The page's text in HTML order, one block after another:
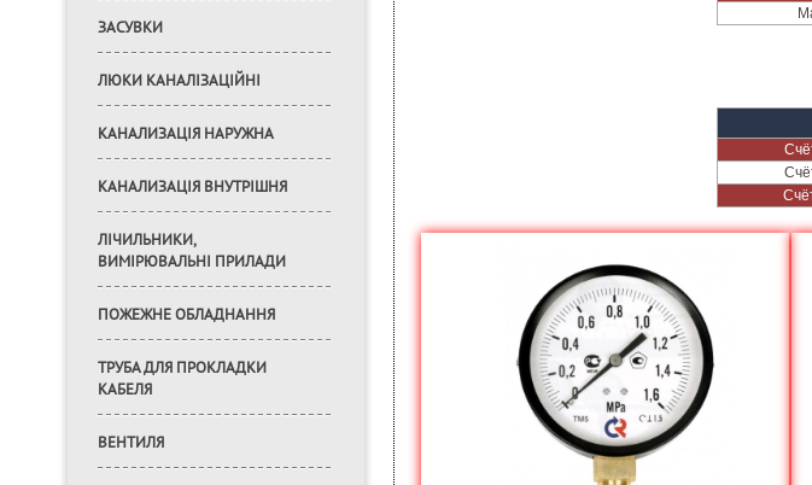
ЗАСУВКИ
ЛЮКИ КАНАЛІЗАЦІЙНІ
КАНАЛИЗАЦІЯ НАРУЖНА
КАНАЛИЗАЦІЯ ВНУТРІШНЯ
ЛІЧИЛЬНИКИ,
ВИМІРЮВАЛЬНІ ПРИЛАДИ
ПОЖЕЖНЕ ОБЛАДНАННЯ
ТРУБА ДЛЯ ПРОКЛАДКИ
КАБЕЛЯ
ВЕНТИЛЯ